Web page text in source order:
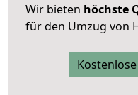
Wir bieten höchste
für den Umzug von